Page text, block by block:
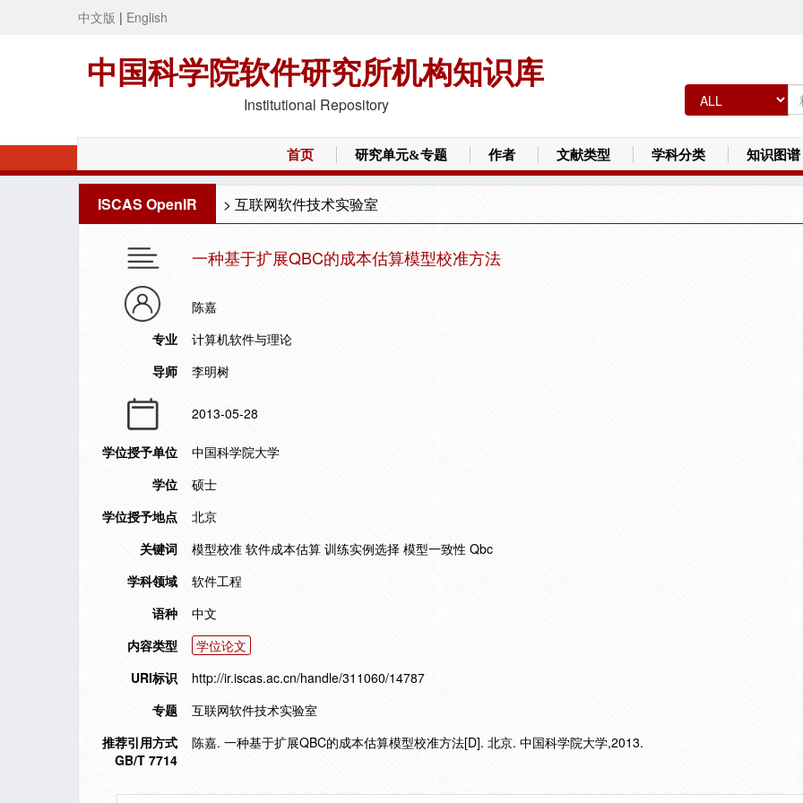
中文版 | English
中国科学院软件研究所机构知识库
Institutional Repository
首页 研究单元&专题 作者 文献类型 学科分类 知识图谱
ISCAS OpenIR > 互联网软件技术实验室
一种基于扩展QBC的成本估算模型校准方法
陈嘉
专业
计算机软件与理论
导师
李明树
2013-05-28
学位授予单位
中国科学院大学
学位
硕士
学位授予地点
北京
关键词
模型校准 软件成本估算 训练实例选择 模型一致性 Qbc
学科领域
软件工程
语种
中文
内容类型
学位论文
URI标识
http://ir.iscas.ac.cn/handle/311060/14787
专题
互联网软件技术实验室
推荐引用方式
GB/T 7714
陈嘉. 一种基于扩展QBC的成本估算模型校准方法[D]. 北京. 中国科学院大学,2013.